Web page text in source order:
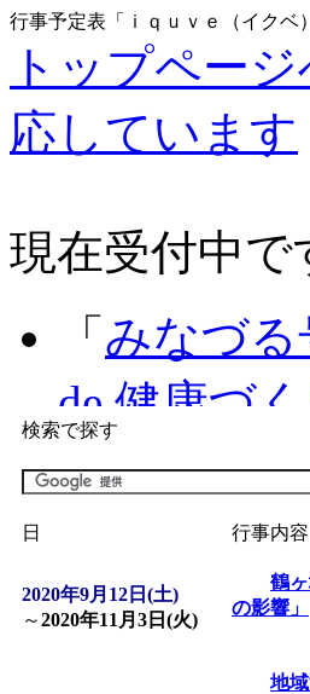
行事予定表「ｉｑｕｖｅ（イクベ
トップページ
応しています
現在受付中で
「 みなづ
de 健康づく
「子育て交
間：2026/
「皆鶴姫の
」 受付
検索で探す
日 行事内容
2020年9月12日(土)
～2020年11月3日(火)
鶴
の影響」
地